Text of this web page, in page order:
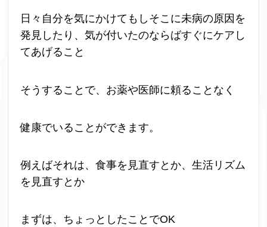
日々自分を気にかけてもしそこに未病の原因を
発見したり、気が付いたのならばすぐにケアし
てあげること
そうすることで、お薬や医師に頼ることなく
健康でいることができます。
例えばそれは、食事を見直すとか、生活リズム
を見直すとか
まずは、ちょっとしたことでOK